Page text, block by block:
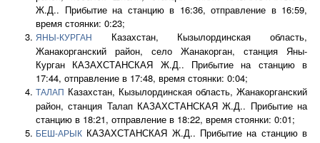
Ж.Д.. Прибытие на станцию в 16:36, отправление в 16:59,
время стоянки: 0:23;
ЯНЫ-КУРГАН
Казахстан, Кызылординская область,
Жанакорганский район, село Жанакорган, станция Яны-
Курган КАЗАХСТАНСКАЯ Ж.Д.. Прибытие на станцию в
17:44, отправление в 17:48, время стоянки: 0:04;
ТАЛАП Казахстан, Кызылординская область, Жанакорганский
район, станция Талап КАЗАХСТАНСКАЯ Ж.Д.. Прибытие на
станцию в 18:21, отправление в 18:22, время стоянки: 0:01;
БЕШ-АРЫК КАЗАХСТАНСКАЯ Ж.Д.. Прибытие на станцию в